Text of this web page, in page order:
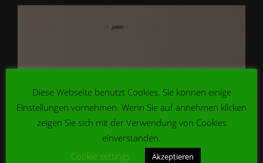
Diese Webseite benutzt Cookies. Sie können einige
Einstellungen vornehmen. Wenn Sie auf annehmen klicken
zeigen Sie sich mit der Verwendung von Cookies
einverstanden.
Cookie settings
Akzeptieren